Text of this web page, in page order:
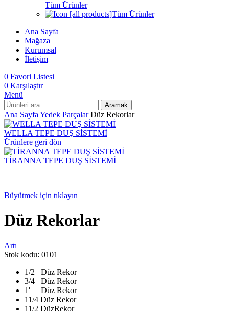
Tüm Ürünler
Tüm Ürünler
Ana Sayfa
Mağaza
Kurumsal
İletişim
0 Favori Listesi
0 Karşılaştır
Menü
Aramak
Ana Sayfa Yedek ParçalarDüz Rekorlar
WELLA TEPE DUŞ SİSTEMİ
Ürünlere geri dön
TİRANNA TEPE DUŞ SİSTEMİ
Büyütmek için tıklayın
Düz Rekorlar
Artı
Stok kodu: 0101
1/2 Düz Rekor
3/4 Düz Rekor
1′ Düz Rekor
11/4 Düz Rekor
11/2 DüzRekor